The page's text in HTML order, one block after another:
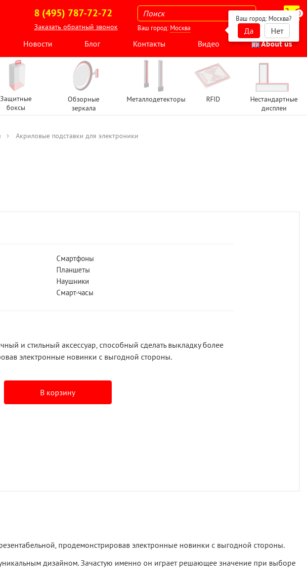
8 (495) 787-72-72
Заказать обратный звонок
0
Ваш город: Москва
Ваш город: Москва?
Да
Нет
Новости Блог Контакты Видео About us
Защитные
боксы
Обзорные
зеркала
Металлодетекторы RFID
Нестандартные
дисплеи
Акриловые подставки для электроники
Смартфоны
Планшеты
Наушники
Смарт-часы
и стильный аксессуар, способный сделать выкладку более
электронные новинки с выгодной стороны.
В корзину
продемонстрировав электронные новинки с выгодной стороны.
дизайном. Зачастую именно он играет решающее значение при выборе